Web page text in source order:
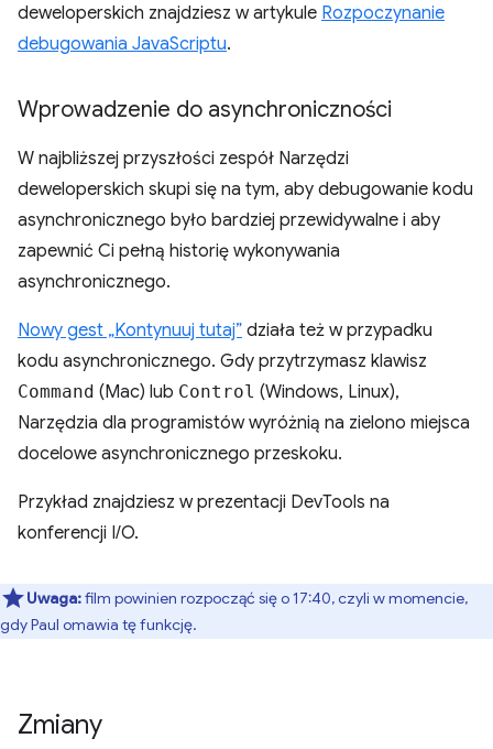
deweloperskich znajdziesz w artykule Rozpoczynanie
debugowania JavaScriptu.
Wprowadzenie do asynchroniczności
W najbliższej przyszłości zespół Narzędzi
deweloperskich skupi się na tym, aby debugowanie kodu
asynchronicznego było bardziej przewidywalne i aby
zapewnić Ci pełną historię wykonywania
asynchronicznego.
Nowy gest „Kontynuuj tutaj” działa też w przypadku
kodu asynchronicznego. Gdy przytrzymasz klawisz
Command (Mac) lub Control (Windows, Linux),
Narzędzia dla programistów wyróżnią na zielono miejsca
docelowe asynchronicznego przeskoku.
Przykład znajdziesz w prezentacji DevTools na
konferencji I/O.
Uwaga:film powinien rozpocząć się o 17:40, czyli w momencie,
gdy Paul omawia tę funkcję.
Zmiany